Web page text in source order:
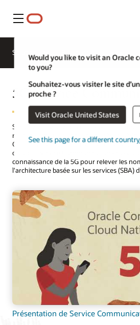
Menu
Would you like to visit an Oracle
to you?
Souhaitez-vous visiter le site
proche ?
Visit Oracle United States
See this page for a different
Solutions
5G Service
Sécurisez et gérez des réseaux 5G en
routage, une résilience et une
Conçu en tant que microservices à l'aide
cloud, le Service Communication Proxy
connaissance de la 5G pour relever les
l'architecture basée sur les services (SBA)
Présentation de Service